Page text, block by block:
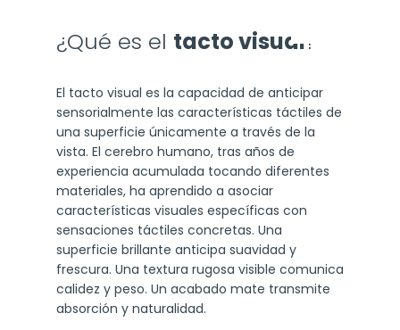
¿Qué es el tacto visual?
El tacto visual es la capacidad de anticipar
sensorialmente las características táctiles de
una superficie únicamente a través de la
vista. El cerebro humano, tras años de
experiencia acumulada tocando diferentes
materiales, ha aprendido a asociar
características visuales específicas con
sensaciones táctiles concretas. Una
superficie brillante anticipa suavidad y
frescura. Una textura rugosa visible comunica
calidez y peso. Un acabado mate transmite
absorción y naturalidad.